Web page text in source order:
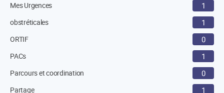
Mes Urgences 1
obstréticales 1
ORTIF 0
PACs 1
Parcours et coordination 0
Partage 1